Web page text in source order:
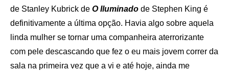
de Stanley Kubrick de O Iluminado de Stephen King é
definitivamente a última opção. Havia algo sobre aquela
linda mulher se tornar uma companheira aterrorizante
com pele descascando que fez o eu mais jovem correr da
sala na primeira vez que a vi e até hoje, ainda me